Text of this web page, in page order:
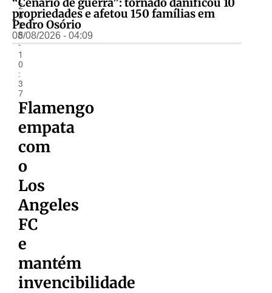
2
0
2
5
-
1
0
:
3
7
Flamengo
empata
com
o
Los
Angeles
FC
e
mantém
invencibilidade
propriedades e afetou 150 famílias em
Pedro Osório
08/08/2026 - 04:09